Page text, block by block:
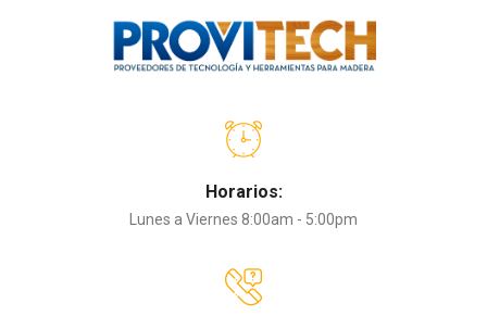
Horarios:
Lunes a Viernes 8:00am - 5:00pm